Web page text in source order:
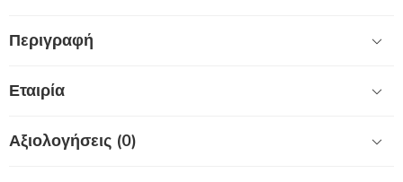
Περιγραφή
Εταιρία
Αξιολογήσεις (0)